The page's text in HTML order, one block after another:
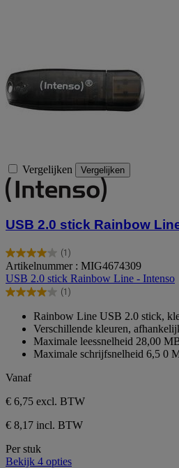
Vergelijken Vergelijken
USB 2.0 stick Rainbow
(1)
4.0
van
de
5
beoordeling
Artikelnummer : MIG4674309
USB 2.0 stick Rainbow Line - Intenso
(1)
4.0
sterren.
beoordeling
Rainbow Line USB 2.0 stick,
Verschillende kleuren,
Maximale leessnelheid 28,00
Maximale schrijfsnelheid 6,5 0
Vanaf
€ 6,75 excl. BTW
€ 8,17 incl. BTW
Per stuk
Bekijk 4 opties